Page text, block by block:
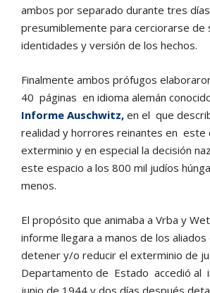
ambos por separado durante tres
presumiblemente para cerciorarse de
identidades y versión de los hechos.
Finalmente ambos prófugos
40 páginas en idioma alemán
Informe Auschwitz, en el que
realidad y horrores reinantes en este
exterminio y en especial la decisión
este espacio a los 800 mil judíos
menos.
El propósito que animaba a Vrba y
informe llegara a manos de los
detener y/o reducir el exterminio de
Departamento de Estado accedió al
junio de 1944 y dos días después